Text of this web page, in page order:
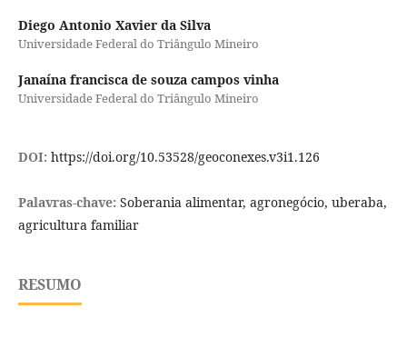
Diego Antonio Xavier da Silva
Universidade Federal do Triângulo Mineiro
Janaína francisca de souza campos vinha
Universidade Federal do Triângulo Mineiro
DOI: https://doi.org/10.53528/geoconexes.v3i1.126
Palavras-chave: Soberania alimentar, agronegócio, uberaba,
agricultura familiar
RESUMO